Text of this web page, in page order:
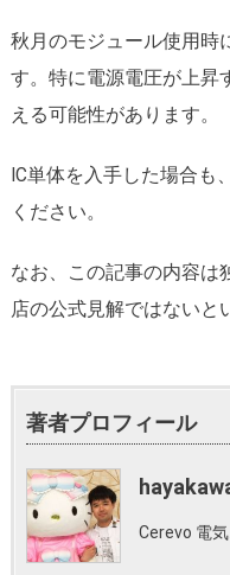
秋月のモジュール使用時
す。特に電源電圧が上昇
える可能性があります。
IC単体を入手した場合も
ください。
なお、この記事の内容は
店の公式見解ではないと
著者プロフィール
Cerevo 電